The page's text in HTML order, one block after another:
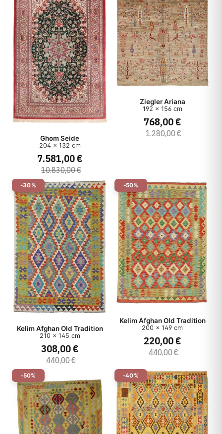
Kette
Flor
Dicke
Muster
Teppichart
Herkunft
Herstellungsart
Stil
Preis
Ghom Seide
204 x 132 cm
7.581,00 €
10.830,00 €
Ziegler Ariana
192 x 156 cm
768,00 €
1.280,00 €
-30%
Kelim Afghan Old Tradition
210 x 145 cm
308,00 €
440,00 €
-50%
Kelim Afghan Old Tradition
200 x 149 cm
220,00 €
440,00 €
-50% -40%